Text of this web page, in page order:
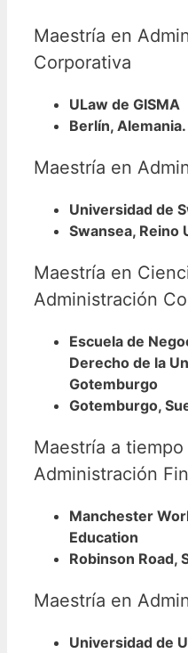
Maestría en
Corporativa
ULaw de GISMA
Berlín, Alemania.
Maestría en
Universidad de
Swansea, Reino
Maestría en
Administración
Escuela de
Derecho de la
Gotemburgo
Gotemburgo,
Maestría a
Administración
Manchester
Education
Robinson Road,
Maestría en
Universidad de